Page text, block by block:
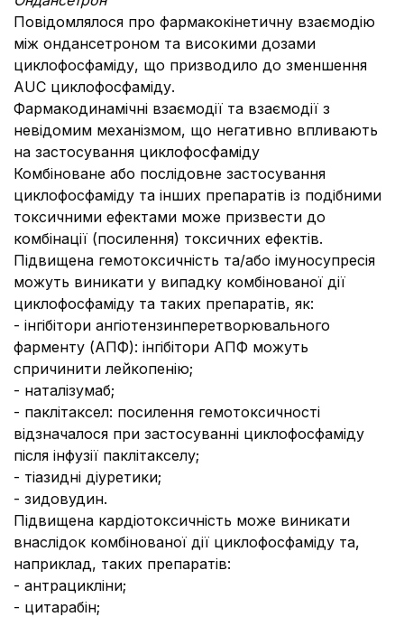
Повідомлялося про фармакокінетичну взаємодію
між ондансетроном та високими дозами
циклофосфаміду, що призводило до зменшення
AUC циклофосфаміду.
Фармакодинамічні взаємодії та взаємодії з
невідомим механізмом, що негативно впливають
на застосування циклофосфаміду
Комбіноване або послідовне застосування
циклофосфаміду та інших препаратів із подібними
токсичними ефектами може призвести до
комбінації (посилення) токсичних ефектів.
Підвищена гемотоксичність та/або імуносупресія
можуть виникати у випадку комбінованої дії
циклофосфаміду та таких препаратів, як:
- інгібітори ангіотензинперетворювального
фарменту (АПФ): інгібітори АПФ можуть
спричинити лейкопенію;
- наталізумаб;
- паклітаксел: посилення гемотоксичності
відзначалося при застосуванні циклофосфаміду
після інфузії паклітакселу;
- тіазидні діуретики;
- зидовудин.
Підвищена кардіотоксичність може виникати
внаслідок комбінованої дії циклофосфаміду та,
наприклад, таких препаратів:
- антрацикліни;
- цитарабін;